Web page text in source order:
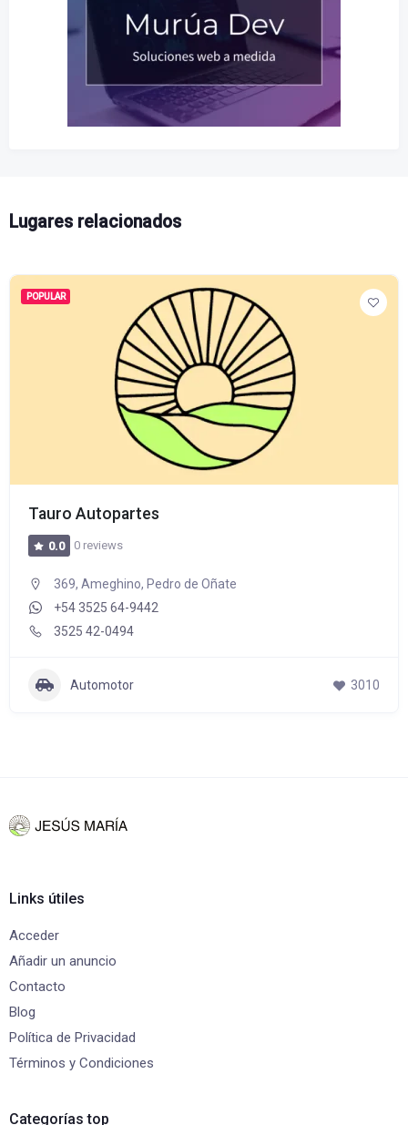
Lugares relacionados
POPULAR
Tauro Autopartes
0.0 0 reviews
369, Ameghino, Pedro de Oñate
+54 3525 64-9442
3525 42-0494
Automotor 3010
Links útiles
Acceder
Añadir un anuncio
Contacto
Blog
Política de Privacidad
Términos y Condiciones
Categorías top